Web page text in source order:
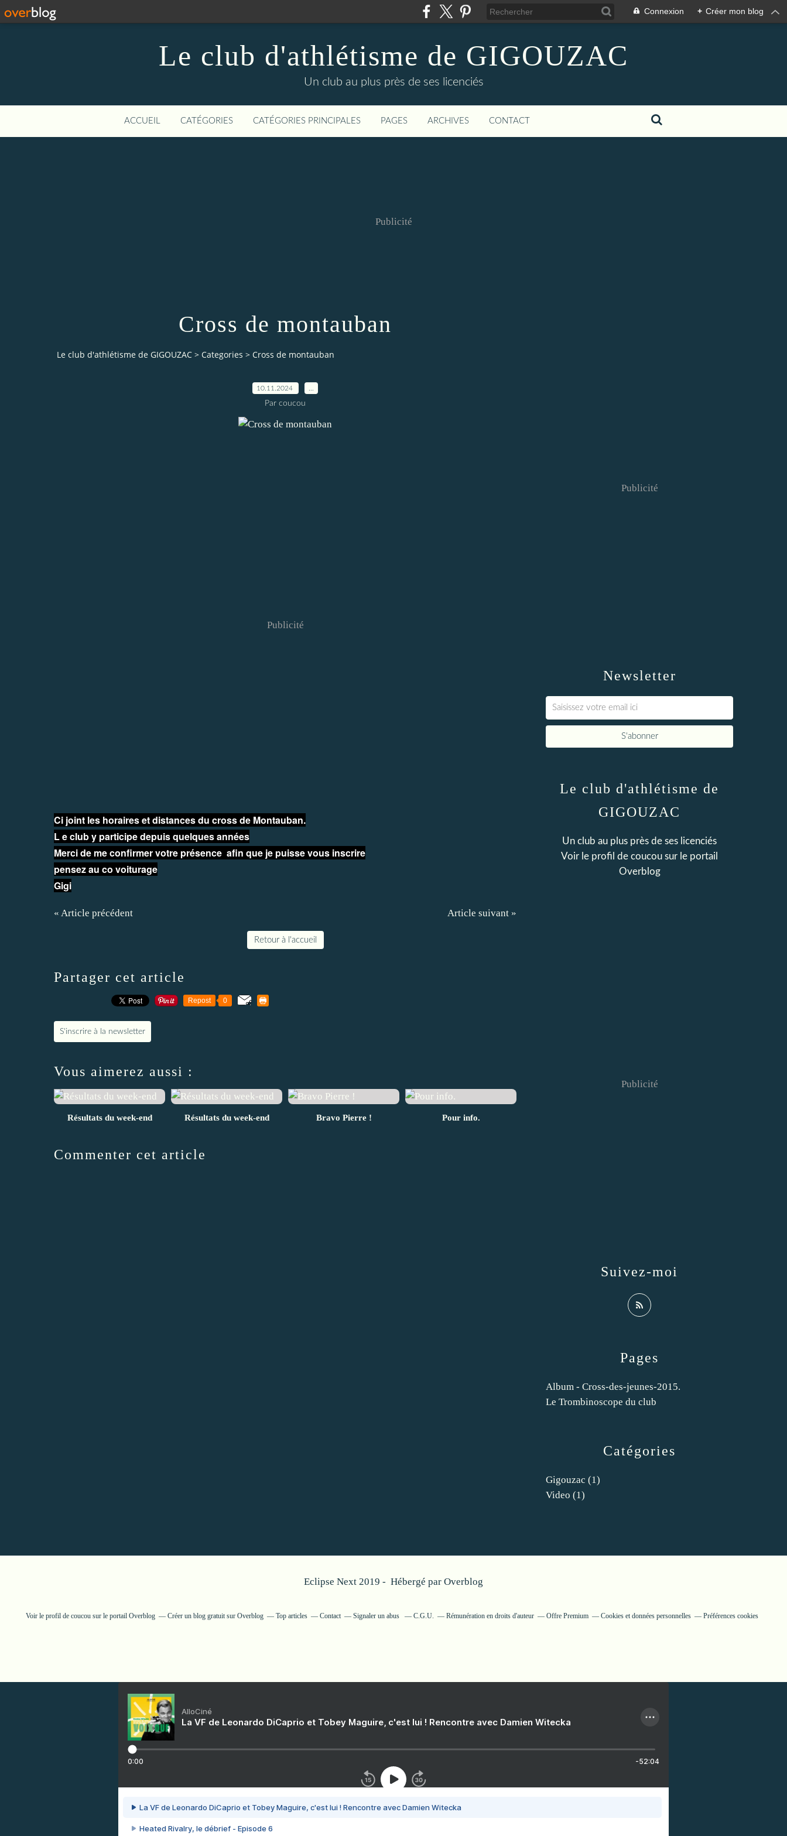
Connexion + Créer mon blog
Le club d'athlétisme de GIGOUZAC
Un club au plus près de ses licenciés
ACCUEIL CATÉGORIES CATÉGORIES PRINCIPALES PAGES ARCHIVES CONTACT
Publicité
Cross de montauban
Le club d'athlétisme de GIGOUZAC > Categories > Cross de montauban
10.11.2024
Par coucou
Publicité
Ci joint les horaires et distances du cross de Montauban.
L e club y participe depuis quelques années
Merci de me confirmer votre présence afin que je puisse vous inscrire
pensez au co voiturage
Gigi
« Article précédent Article suivant »
Retour à l'accueil
Partager cet article
Repost 0
S'inscrire à la newsletter
Vous aimerez aussi :
Résultats du week-end Résultats du week-end Bravo Pierre ! Pour info.
Commenter cet article
Newsletter
Publicité
Catégories
Gigouzac (1)
Video (1)
Pages
Album - Cross-des-jeunes-2015.
Le Trombinoscope du club
Le club d'athlétisme de
GIGOUZAC
Un club au plus près de ses licenciés
Voir le profil de coucou sur le portail
Overblog
Suivez-moi
Publicité
Eclipse Next 2019 - Hébergé par Overblog
Voir le profil de coucousur le portail Overblog Créer un blog gratuit sur Overblog Top articles Contact Signaler un abus C.G.U. Rémunération en droits d'auteur Offre Premium Cookies et données personnelles Préférences cookies
AlloCiné
La VF de Leonardo DiCaprio et Tobey Maguire, c'est lui ! Rencontre avec Damien Witecka
0:00 -52:04
La VF de Leonardo DiCaprio et Tobey Maguire, c'est lui ! Rencontre avec Damien Witecka
Heated Rivalry, le débrief - Episode 6